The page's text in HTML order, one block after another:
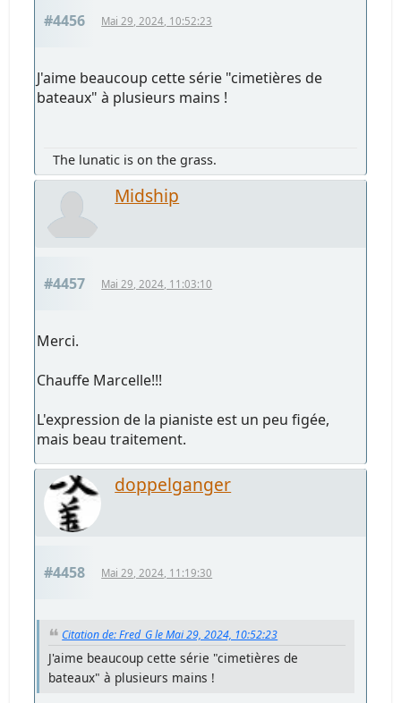
#4456 Mai 29, 2024, 10:52:23
J'aime beaucoup cette série "cimetières de
bateaux" à plusieurs mains !
The lunatic is on the grass.
Midship
#4457 Mai 29, 2024, 11:03:10
Merci.
Chauffe Marcelle!!!
L'expression de la pianiste est un peu figée,
mais beau traitement.
doppelganger
#4458 Mai 29, 2024, 11:19:30
Citation de: Fred_G le Mai 29, 2024, 10:52:23
J'aime beaucoup cette série "cimetières de
bateaux" à plusieurs mains !